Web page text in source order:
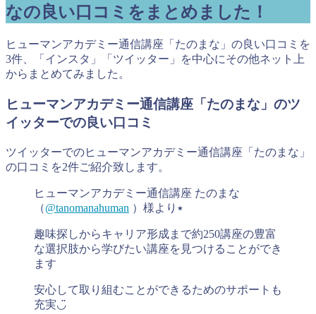
なの良い口コミをまとめました！
ヒューマンアカデミー通信講座「たのまな」の良い口コミを
3件、「インスタ」「ツイッター」を中心にその他ネット上
からまとめてみました。
ヒューマンアカデミー通信講座「たのまな」のツ
イッターでの良い口コミ
ツイッターでのヒューマンアカデミー通信講座「たのまな」
の口コミを2件ご紹介致します。
ヒューマンアカデミー通信講座 たのまな
（@tanomanahuman ）様より٭
趣味探しからキャリア形成まで約250講座の豊富
な選択肢から学びたい講座を見つけることができ
ます
安心して取り組むことができるためのサポートも
充実◡̈